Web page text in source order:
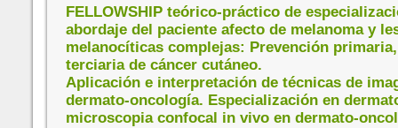
FELLOWSHIP teórico-práctico de
abordaje del paciente afecto de melanoma y
melanocíticas complejas: Prevención
terciaria de cáncer cutáneo.
Aplicación e interpretación de técnicas de
dermato-oncología. Especialización en
microscopia confocal in vivo en dermato-